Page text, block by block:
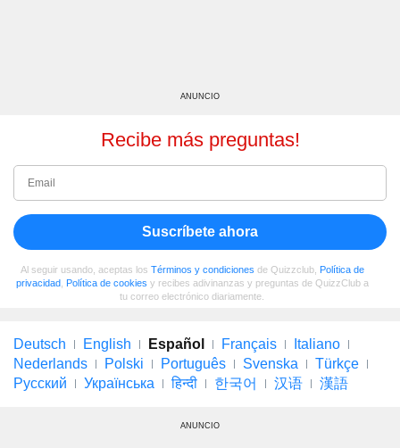
ANUNCIO
Recibe más preguntas!
Suscríbete ahora
Al seguir usando, aceptas los Términos y condiciones de Quizzclub, Política de
privacidad, Política de cookies y recibes adivinanzas y preguntas de QuizzClub a
tu correo electrónico diariamente.
Deutsch English Español Français
Italiano
Nederlands
Polski Português Svenska
Türkçe
Русский
Українська हिन्दी 한국어 汉语 漢語
ANUNCIO